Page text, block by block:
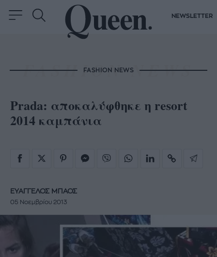
NEWSLETTER
FASHION NEWS
Prada: αποκαλύφθηκε η resort
2014 καμπάνια
ΕΥΑΓΓΕΛΟΣ ΜΠΑΟΣ
05 Νοεμβρίου 2013